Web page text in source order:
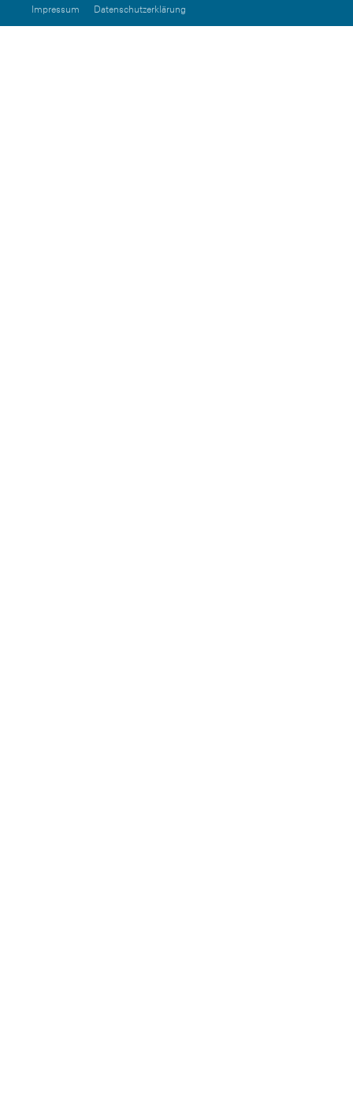
Impressum
Datenschutzerklärung